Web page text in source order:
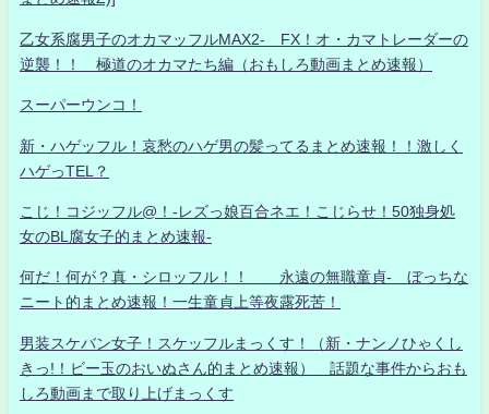
乙女系腐男子のオカマッフルMAX2- FX！オ・カマトレーダーの
逆襲！！ 極道のオカマたち編（おもしろ動画まとめ速報）
スーパーウンコ！
新・ハゲッフル！哀愁のハゲ男の髪ってるまとめ速報！！激しく
ハゲっTEL？
こじ！コジッフル@！-レズっ娘百合ネエ！こじらせ！50独身処
女のBL腐女子的まとめ速報-
何だ！何が？真・シロッフル！！ 永遠の無職童貞- ぼっちな
ニート的まとめ速報！一生童貞上等夜露死苦！
男装スケバン女子！スケッフルまっくす！（新・ナンノひゃくし
きっ!！ビー玉のおいぬさん的まとめ速報） 話題な事件からおも
しろ動画まで取り上げまっくす